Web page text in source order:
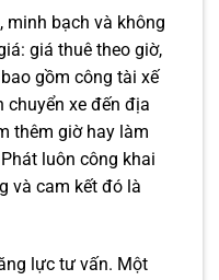
minh bạch và không
giá thuê theo giờ,
gồm công tài xế
chuyển xe đến địa
thêm giờ hay làm
luôn công khai
và cam kết đó là
lực tư vấn. Một